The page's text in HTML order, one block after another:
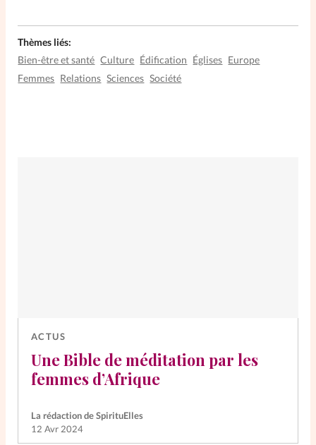
Thèmes liés:
Bien-être et santé Culture Édification Églises Europe
Femmes Relations Sciences Société
ACTUS
Une Bible de méditation par les
femmes d’Afrique
La rédaction de SpirituElles
12 Avr 2024